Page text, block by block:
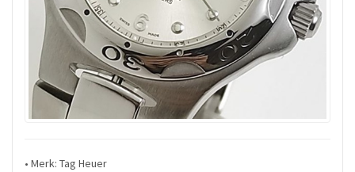
• Merk: Tag Heuer